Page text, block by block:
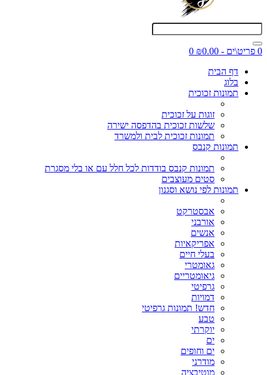
0 פריט\ים - ₪0.00
0
דף הבית
בלוג
תמונות זכוכית
זוגות על זכוכית
שלשות זכוכית בהדפסה ישירה
תמונות זכוכית לבית ולמשרד
תמונות קנבס
תמונות קנבס בודדות לכל חלל עם או בלי מסגרת
סטים מעוצבים
תמונות לפי נושא וסגנון
אבסטרקט
אורבני
אנשים
אפריקאיות
בעלי חיים
גאומטרי
גיאומטריים
גרפיטי
דמויות
חדש! תמונות גרפיטי
טבע
יוקרתי
ים
ים וחופים
מודרני
מוטיבציה